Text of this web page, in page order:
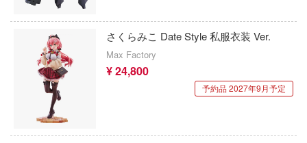
さくらみこ Date Style 私服衣装 Ver.
Max Factory
¥ 24,800
予約品 2027年9月予定
賭ケグルイ
機甲戦記ドラグナー
アガツマ
アイガーツール(ミネシマ)
UNKNOWN MODEL
バイファム
ミルキー☆サブウェイ
ィーハニー